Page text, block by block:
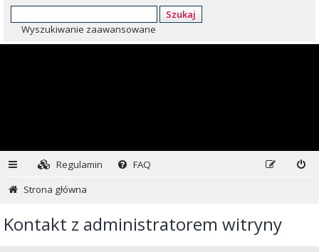
Szukaj
Wyszukiwanie zaawansowane
Regulamin
FAQ
Strona główna
Kontakt z administratorem witryny